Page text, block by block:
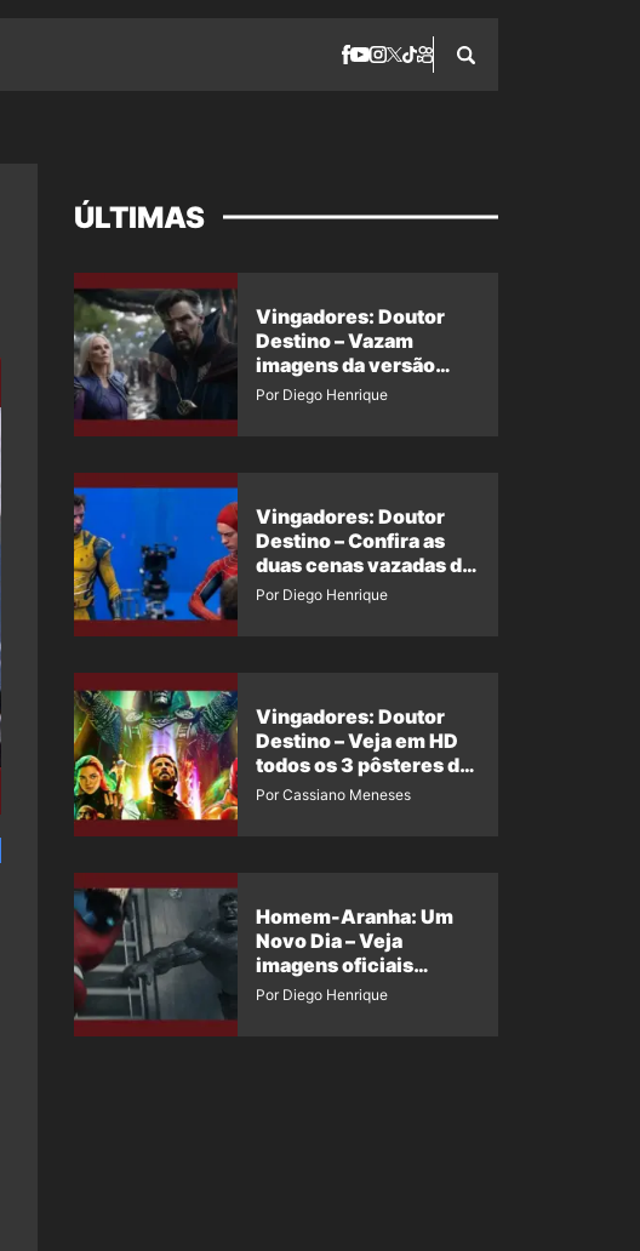
ÚLTIMAS
Vingadores: Doutor
Destino – Vazam
imagens da versão
maligna do Doutor
Por Diego Henrique
Vingadores: Doutor
Destino – Confira as
duas cenas vazadas do
Wolverine e o Homem-
Por Diego Henrique
Vingadores: Doutor
Destino – Veja em HD
todos os 3 pôsteres de
‘Doomsday’ + 1 imagem
Por Cassiano Meneses
Homem-Aranha: Um
Novo Dia – Veja
imagens oficiais
descartadas do Hulk
Por Diego Henrique